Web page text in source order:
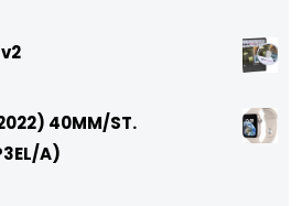
40MM/ST.
A)